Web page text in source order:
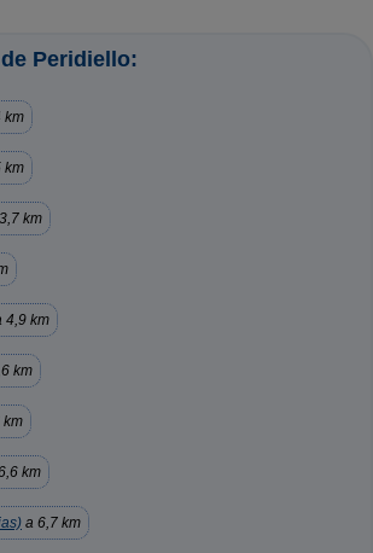
Peridiello:
km
km
km
4,9 km
km
km
km
a 6,7 km